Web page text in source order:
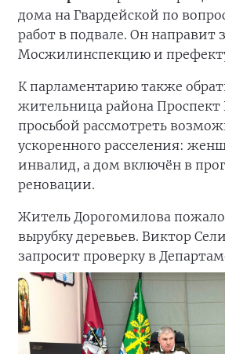
дома на Гвардейской по
работ в подвале. Он направит
Мосжилинспекцию и
К парламентарию также
жительница района Проспект
просьбой рассмотреть
ускоренного расселения:
инвалид, а дом включён в
реновации.
Житель Дорогомилова
вырубку деревьев. Виктор
запросит проверку в